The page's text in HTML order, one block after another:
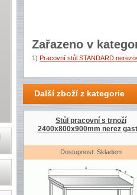
Zařazeno v
1) Pracovní stůl STANDARD
Další zboží z kategorie
Stůl pracovní s trnoží
2400x800x900mm nerez
Dostupnost: Skladem